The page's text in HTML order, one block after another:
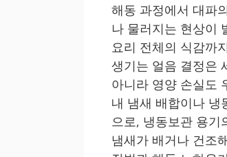
해동 과정에서 대파
나 물러지는 현상이
요리 전체의 식감까
생기는 얼음 결정은
아니라 영양 손실도
내 냄새 배합이나 냉
으로, 냉동보관 용
냄새가 배거나 건조